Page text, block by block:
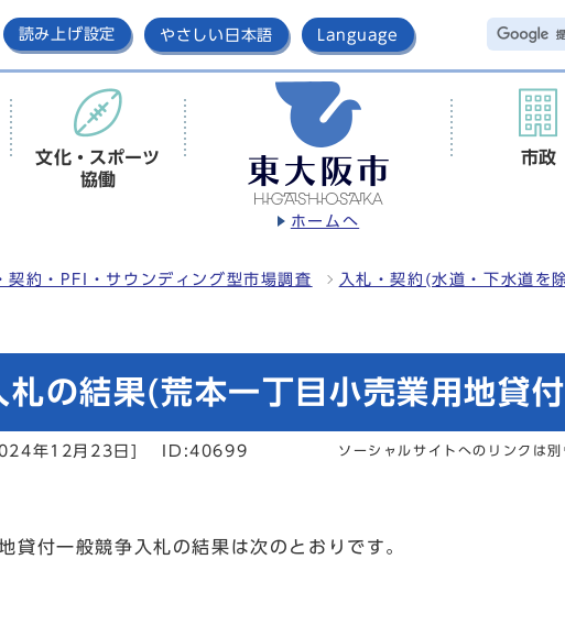
読み上げ設定 やさしい日本語 Language
ホームへ
文化・スポーツ
協働
市政
契約・PFI・サウンディング型市場調査 入札・契約(水道・下水道を
札の結果(荒本一丁目小売業用地貸
年12月23日] ID:40699 ソーシャルサイトへのリンクは
付一般競争入札の結果は次のとおりです。